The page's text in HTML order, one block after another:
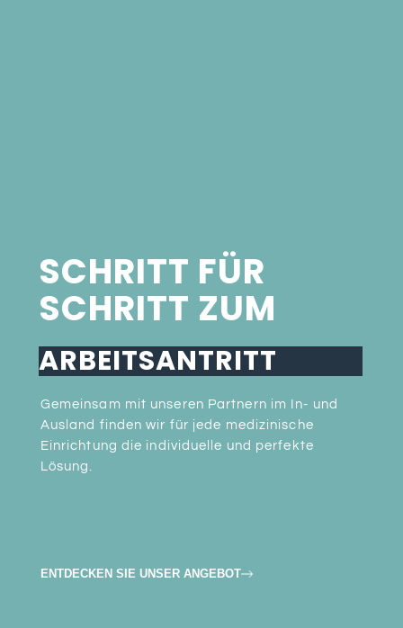
SCHRITT FÜR
SCHRITT ZUM
ARBEITSANTRITT
Gemeinsam mit unseren Partnern im In- und
Ausland finden wir für jede medizinische
Einrichtung die individuelle und perfekte
Lösung.
ENTDECKEN SIE UNSER ANGEBOT